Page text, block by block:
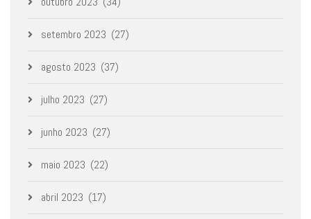
setembro 2023 (27)
agosto 2023 (37)
julho 2023 (27)
junho 2023 (27)
maio 2023 (22)
abril 2023 (17)